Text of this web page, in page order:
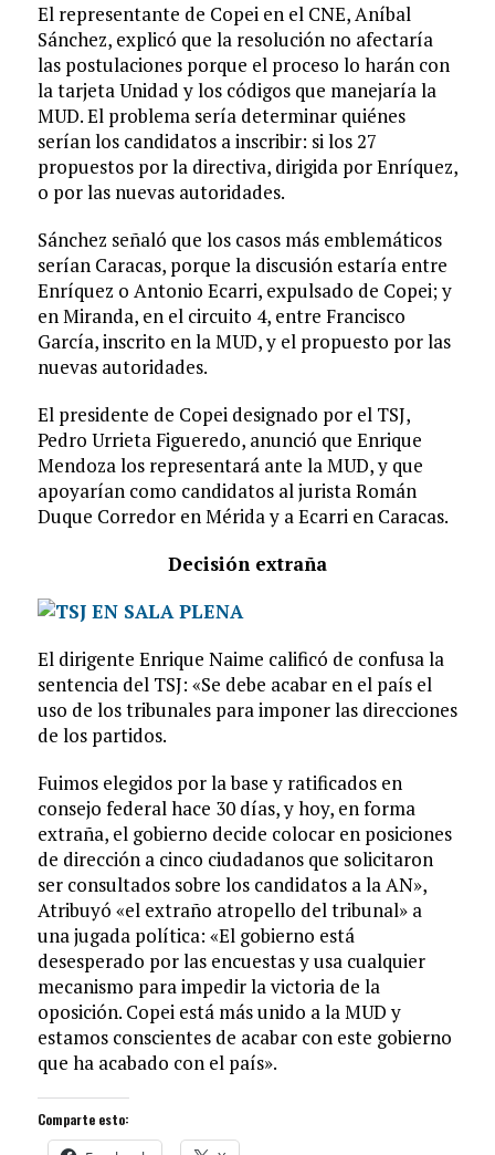
El representante de Copei en el CNE, Aníbal
Sánchez, explicó que la resolución no afectaría
las postulaciones porque el proceso lo harán con
la tarjeta Unidad y los códigos que manejaría la
MUD. El problema sería determinar quiénes
serían los candidatos a inscribir: si los 27
propuestos por la directiva, dirigida por Enríquez,
o por las nuevas autoridades.
Sánchez señaló que los casos más emblemáticos
serían Caracas, porque la discusión estaría entre
Enríquez o Antonio Ecarri, expulsado de Copei; y
en Miranda, en el circuito 4, entre Francisco
García, inscrito en la MUD, y el propuesto por las
nuevas autoridades.
El presidente de Copei designado por el TSJ,
Pedro Urrieta Figueredo, anunció que Enrique
Mendoza los representará ante la MUD, y que
apoyarían como candidatos al jurista Román
Duque Corredor en Mérida y a Ecarri en Caracas.
Decisión extraña
El dirigente Enrique Naime calificó de confusa la
sentencia del TSJ: «Se debe acabar en el país el
uso de los tribunales para imponer las direcciones
de los partidos.
Fuimos elegidos por la base y ratificados en
consejo federal hace 30 días, y hoy, en forma
extraña, el gobierno decide colocar en posiciones
de dirección a cinco ciudadanos que solicitaron
ser consultados sobre los candidatos a la AN»,
Atribuyó «el extraño atropello del tribunal» a
una jugada política: «El gobierno está
desesperado por las encuestas y usa cualquier
mecanismo para impedir la victoria de la
oposición. Copei está más unido a la MUD y
estamos conscientes de acabar con este gobierno
que ha acabado con el país».
Comparte esto: